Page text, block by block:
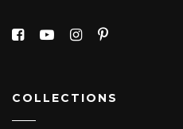
COLLECTIONS